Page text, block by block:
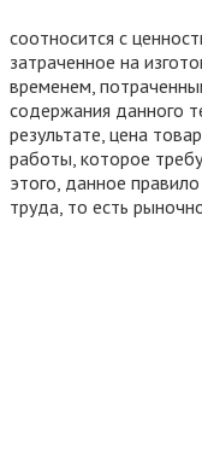
соотносится с
затраченное на
временем,
содержания данного
результате, цена
работы, которое
этого, данное
труда, то есть